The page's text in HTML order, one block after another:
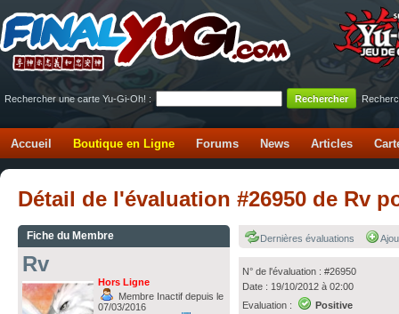
Rechercher une carte Yu-Gi-Oh! :
Accueil Boutique en Ligne Forums News Articles
Détail de l'évaluation #26950 de Rv
Fiche du Membre
Rv
Hors Ligne
Membre Inactif depuis le
07/03/2016
Dernières évaluations
N° de l'évaluation : #26950
Date : 19/10/2012 à 02:00
Evaluation :
Positive